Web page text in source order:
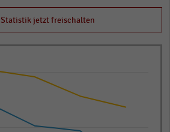
Statistik jetzt freischalten